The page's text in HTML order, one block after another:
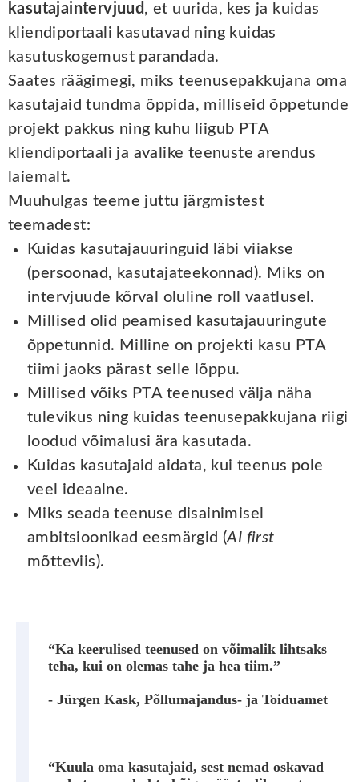
kasutajaintervjuud , et uurida, kes ja kuidas
kliendiportaali kasutavad ning kuidas
kasutuskogemust parandada.
Saates räägimegi, miks teenusepakkujana oma
kasutajaid tundma õppida, milliseid õppetunde
projekt pakkus ning kuhu liigub PTA
kliendiportaali ja avalike teenuste arendus
laiemalt.
Muuhulgas teeme juttu järgmistest
teemadest:
Kuidas kasutajauuringuid läbi viiakse
(persoonad, kasutajateekonnad). Miks on
intervjuude kõrval oluline roll vaatlusel.
Millised olid peamised kasutajauuringute
õppetunnid. Milline on projekti kasu PTA
tiimi jaoks pärast selle lõppu.
Millised võiks PTA teenused välja näha
tulevikus ning kuidas teenusepakkujana riigi
loodud võimalusi ära kasutada.
Kuidas kasutajaid aidata, kui teenus pole
veel ideaalne.
Miks seada teenuse disainimisel
ambitsioonikad eesmärgid (AI first
mõtteviis).
“Ka keerulised teenused on võimalik lihtsaks
teha, kui on olemas tahe ja hea tiim.”
- Jürgen Kask, Põllumajandus- ja Toiduamet
“Kuula oma kasutajaid, sest nemad oskavad